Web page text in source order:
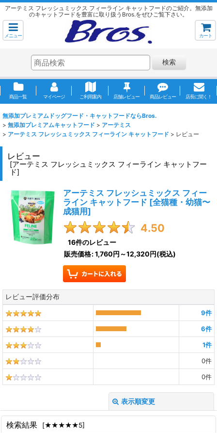
アーテミス フレッシュミックス フィーライン キャットフードのご紹介。無添加
のキャットフードを豊富に取り扱うBros.をぜひご覧下さい。
メニュー カート
検索
商品一覧 マイページ ご利用案内 店舗レビュー 商品レビュー 店長に聞く！
無添加プレミアムドッグフード・キャットフードならBros.
> 無添加プレミアムキャットフード > アーテミス
> アーテミス フレッシュミックス フィーライン キャットフード > レビュー
レビュー
[アーテミス フレッシュミックス フィーライン キャットフー
ド]
アーテミス フレッシュミックス フィー
ライン キャットフード [全猫種・幼猫〜
成猫用]
4.50
16件のレビュー
販売価格:1,760円～12,320円(税込)
レビュー評価分布
9件
6件
1件
0件
0件
表示順変更
レビュー検索:
検索結果 [★★★★★5]